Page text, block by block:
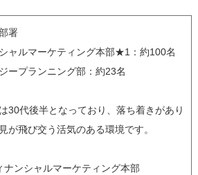
署
ャルマーケティング本部★1：約100名
ープランニング部：約23名
30代後半となっており、落ち着きがあり
が飛び交う活気のある環境です。
ンシャルマーケティング本部